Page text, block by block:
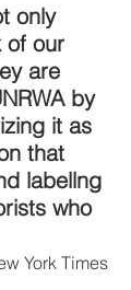
only
of our
are
by
it as
that
labellng
who
York Times